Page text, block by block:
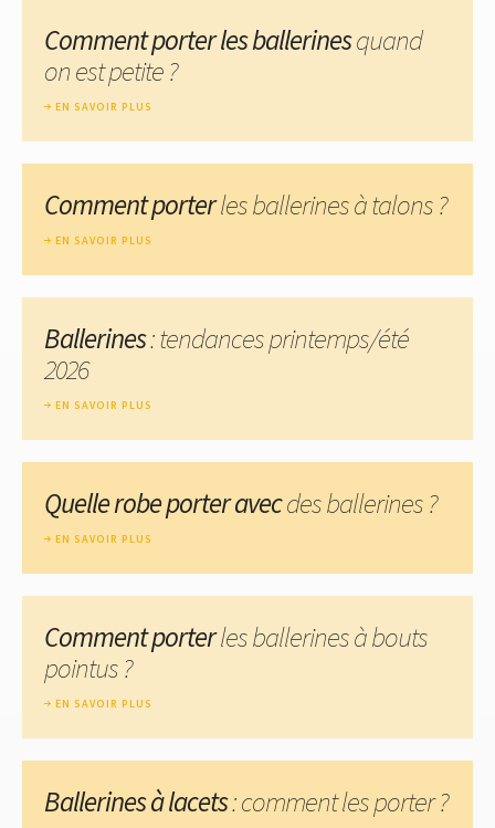
Comment porter les ballerinesquand
on est petite ?
EN SAVOIR PLUS
Comment porterles ballerines à talons ?
EN SAVOIR PLUS
Ballerines: tendances printemps/été
2026
EN SAVOIR PLUS
Quelle robe porter avecdes ballerines ?
EN SAVOIR PLUS
Comment porterles ballerines à bouts
pointus ?
EN SAVOIR PLUS
Ballerines à lacets: comment les porter ?